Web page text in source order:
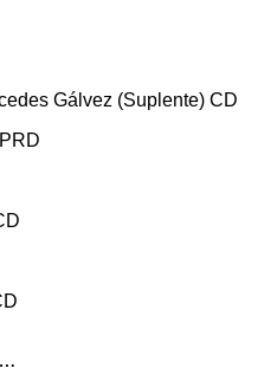
Gálvez (Suplente) CD
…